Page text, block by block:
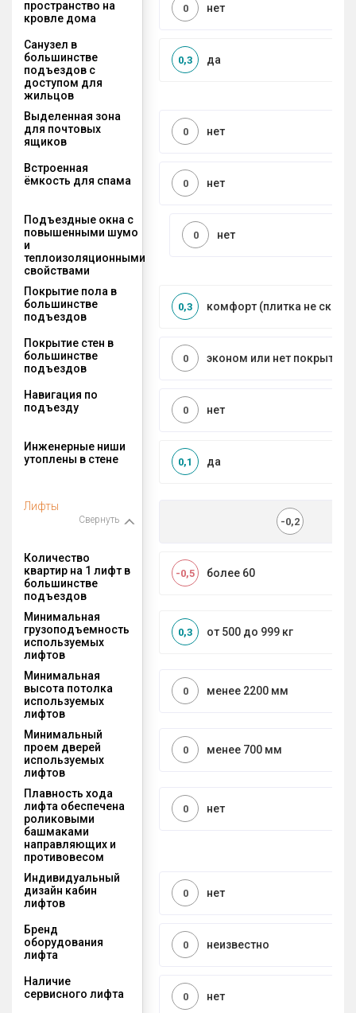
пространство на
кровле дома
нет
0
Санузел в
большинстве
подъездов с
доступом для
жильцов
да
0,3
Выделенная зона
для почтовых
ящиков
нет
0
Встроенная
ёмкость для спама
нет
0
Подъездные окна с
повышенными шумо
и
теплоизоляционными
свойствами
нет
0
Покрытие пола в
большинстве
подъездов
комфорт (плитка не
0,3
Покрытие стен в
большинстве
подъездов
эконом или нет покрытия
0
Навигация по
подъезду
нет
0
Инженерные ниши
утоплены в стене
да
0,1
Лифты
Свернуть -0,2
Количество
квартир на 1 лифт в
большинстве
подъездов
более 60
-0,5
Минимальная
грузоподъемность
используемых
лифтов
от 500 до 999 кг
0,3
Минимальная
высота потолка
используемых
лифтов
менее 2200 мм
0
Минимальный
проем дверей
используемых
лифтов
менее 700 мм
0
Плавность хода
лифта обеспечена
роликовыми
башмаками
направляющих и
противовесом
нет
0
Индивидуальный
дизайн кабин
лифтов
нет
0
Бренд
оборудования
лифта
неизвестно
0
Наличие
сервисного лифта
нет
0